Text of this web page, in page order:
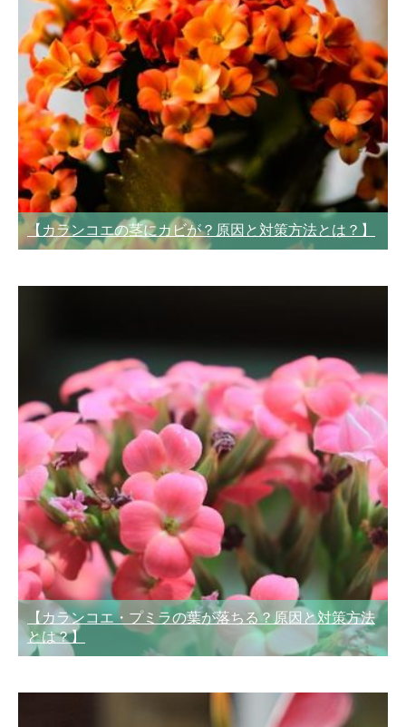
【カランコエの茎にカビが？原因と対策方法とは？】
【カランコエ・プミラの葉が落ちる？原因と対策方法
とは？】